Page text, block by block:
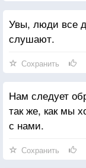
Увы, люди все
слушают.
Сохранить
Нам следует
так же, как мы
с нами.
Сохранить